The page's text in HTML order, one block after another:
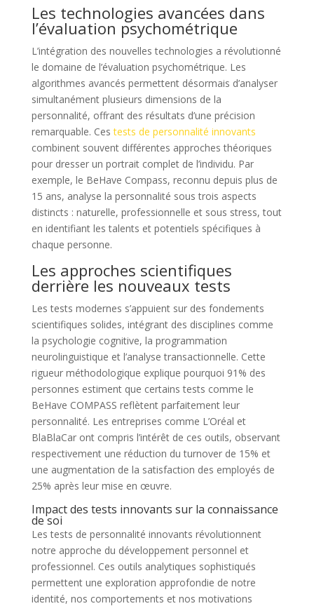
Les technologies avancées dans
l’évaluation psychométrique
L’intégration des nouvelles technologies a révolutionné
le domaine de l’évaluation psychométrique. Les
algorithmes avancés permettent désormais d’analyser
simultanément plusieurs dimensions de la
personnalité, offrant des résultats d’une précision
remarquable. Cestests de personnalité innovants
combinent souvent différentes approches théoriques
pour dresser un portrait complet de l’individu. Par
exemple, le BeHave Compass, reconnu depuis plus de
15 ans, analyse la personnalité sous trois aspects
distincts : naturelle, professionnelle et sous stress, tout
en identifiant les talents et potentiels spécifiques à
chaque personne.
Les approches scientifiques
derrière les nouveaux tests
Les tests modernes s’appuient sur des fondements
scientifiques solides, intégrant des disciplines comme
la psychologie cognitive, la programmation
neurolinguistique et l’analyse transactionnelle. Cette
rigueur méthodologique explique pourquoi 91% des
personnes estiment que certains tests comme le
BeHave COMPASS reflètent parfaitement leur
personnalité. Les entreprises comme L’Oréal et
BlaBlaCar ont compris l’intérêt de ces outils, observant
respectivement une réduction du turnover de 15% et
une augmentation de la satisfaction des employés de
25% après leur mise en œuvre.
Impact des tests innovants sur la connaissance
de soi
Les tests de personnalité innovants révolutionnent
notre approche du développement personnel et
professionnel. Ces outils analytiques sophistiqués
permettent une exploration approfondie de notre
identité, nos comportements et nos motivations